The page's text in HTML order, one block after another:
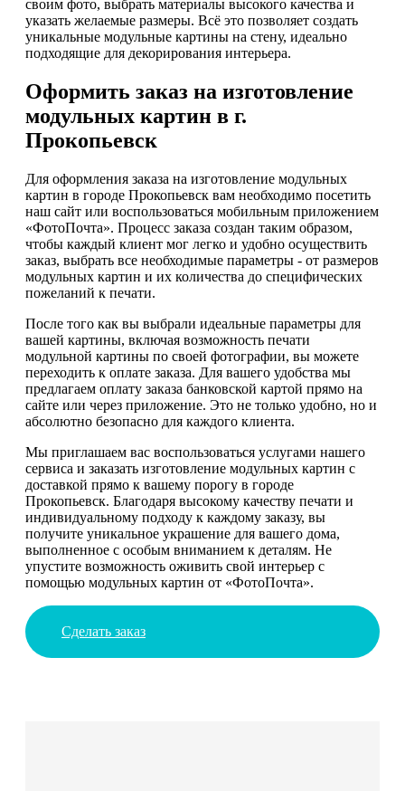
своим фото, выбрать материалы высокого качества и
указать желаемые размеры. Всё это позволяет создать
уникальные модульные картины на стену, идеально
подходящие для декорирования интерьера.
Оформить заказ на изготовление
модульных картин в г.
Прокопьевск
Для оформления заказа на изготовление модульных
картин в городе Прокопьевск вам необходимо посетить
наш сайт или воспользоваться мобильным приложением
«ФотоПочта». Процесс заказа создан таким образом,
чтобы каждый клиент мог легко и удобно осуществить
заказ, выбрать все необходимые параметры - от размеров
модульных картин и их количества до специфических
пожеланий к печати.
После того как вы выбрали идеальные параметры для
вашей картины, включая возможность печати
модульной картины по своей фотографии, вы можете
переходить к оплате заказа. Для вашего удобства мы
предлагаем оплату заказа банковской картой прямо на
сайте или через приложение. Это не только удобно, но и
абсолютно безопасно для каждого клиента.
Мы приглашаем вас воспользоваться услугами нашего
сервиса и заказать изготовление модульных картин с
доставкой прямо к вашему порогу в городе
Прокопьевск. Благодаря высокому качеству печати и
индивидуальному подходу к каждому заказу, вы
получите уникальное украшение для вашего дома,
выполненное с особым вниманием к деталям. Не
упустите возможность оживить свой интерьер с
помощью модульных картин от «ФотоПочта».
Сделать заказ